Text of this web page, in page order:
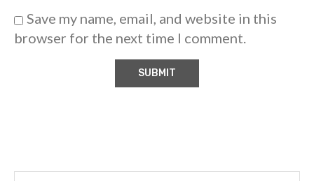
Save my name, email, and website in this
browser for the next time I comment.